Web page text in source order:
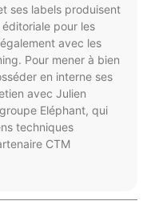
ses labels produisent
pour les
avec les
Pour mener à bien
en interne ses
avec Julien
Eléphant, qui
techniques
CTM